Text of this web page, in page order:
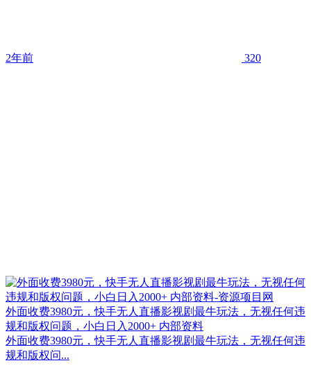
2年前 320
外面收费3980元，快手无人直播影视剧最牛玩法，无视任何违
规和版权问题，小白日入2000+ 内部资料
外面收费3980元，快手无人直播影视剧最牛玩法，无视任何违
规和版权问...